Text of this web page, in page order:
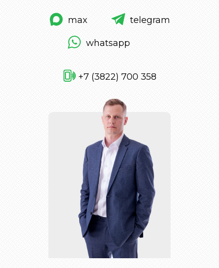
max telegram
whatsapp
+7 (3822) 700 358